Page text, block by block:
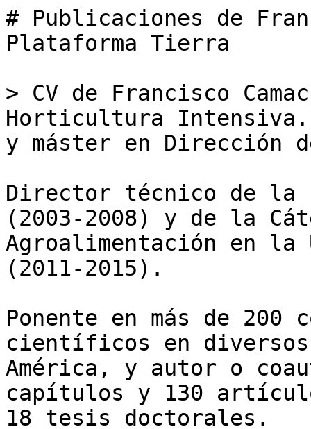
# Publicaciones de
Plataforma Tierra
> CV de Francisco
Horticultura Intensiva.
y máster en Dirección
Director técnico de la
(2003-2008) y de la
Agroalimentación en la
(2011-2015).
Ponente en más de 200
científicos en diversos
América, y autor o
capítulos y 130
18 tesis doctorales.